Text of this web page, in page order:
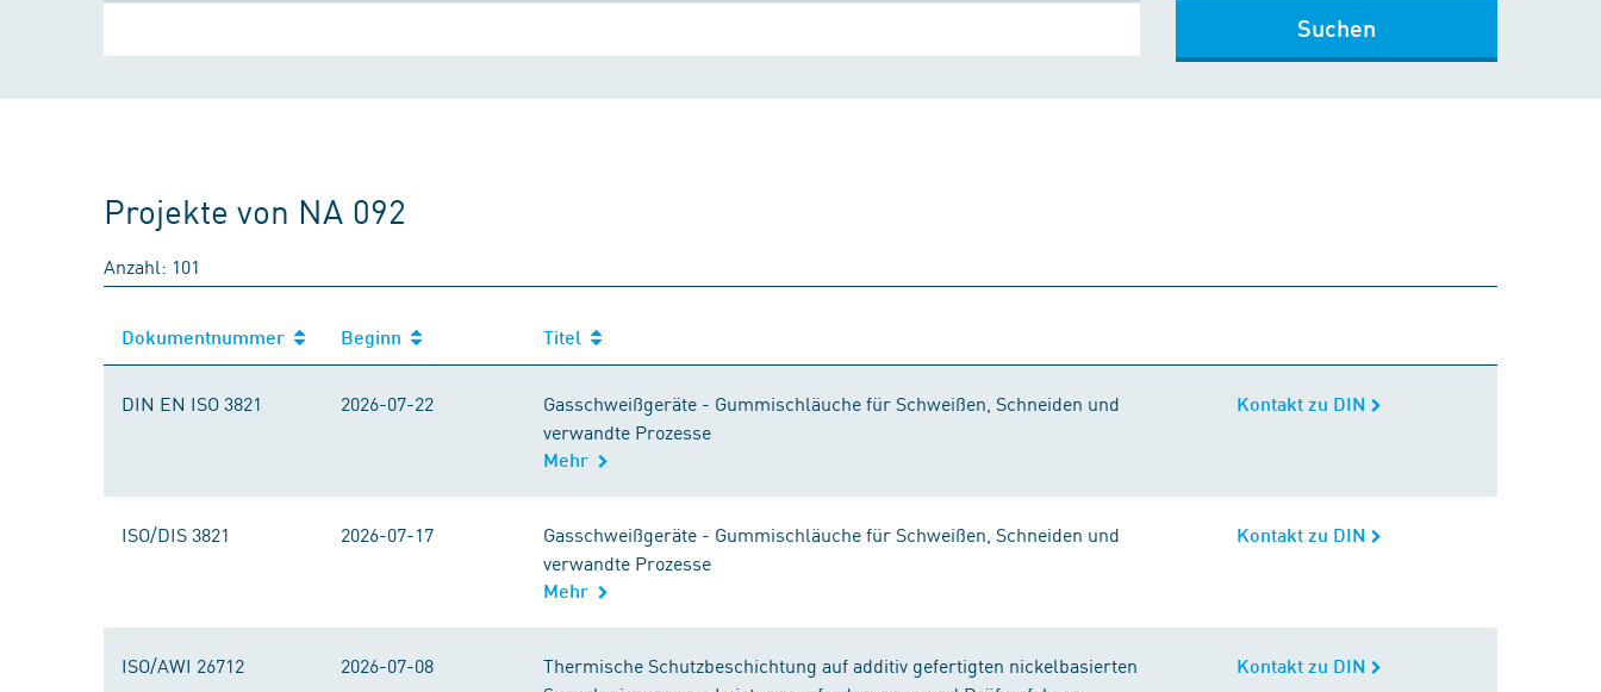
Suchen
Projekte von NA 092
Anzahl: 101
Dokumentnummer Beginn Titel
DIN EN ISO 3821 2026-07-22
Gasschweißgeräte - Gummischläuche für Schweißen, Schneiden und
verwandte Prozesse
Mehr
Kontakt zu DIN
ISO/DIS 3821 2026-07-17
Gasschweißgeräte - Gummischläuche für Schweißen, Schneiden und
verwandte Prozesse
Mehr
Kontakt zu DIN
ISO/AWI 26712 2026-07-08
Thermische Schutzbeschichtung auf additiv gefertigten nickelbasierten
Kontakt zu DIN